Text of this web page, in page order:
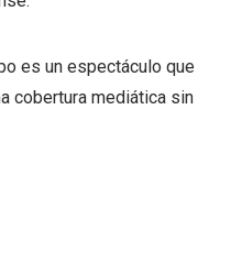
es un espectáculo que
cobertura mediática sin